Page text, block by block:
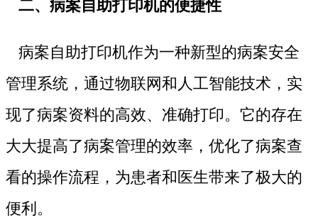
二、病案自助打印机的便捷性
病案自助打印机作为一种新型的病案安全
管理系统，通过物联网和人工智能技术，实
现了病案资料的高效、准确打印。它的存在
大大提高了病案管理的效率，优化了病案查
看的操作流程，为患者和医生带来了极大的
便利。